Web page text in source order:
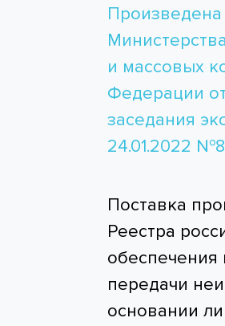
и массовых
Федерации
заседания
24.01.2022
Поставка
Реестра
обеспечения
передачи
основании